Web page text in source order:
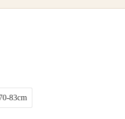
83cm